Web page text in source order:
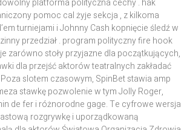
platforma polityczna cechy . hak
pomoc cal żyje sekcja , z kilkoma
turniejami i Johnny Cash kopnięcie śledź w
przedział . program polityczny fire hook
zarówno stoły przyjazne dla początkujących,
dla przejść aktorów teatralnych zakładać
slotem czasowym, SpinBet stawia amp
stawkę pozwolenie w tym Jolly Roger,
de fer i różnorodne gage. Te cyfrowe wersja
rozgrywkę i uporządkowaną